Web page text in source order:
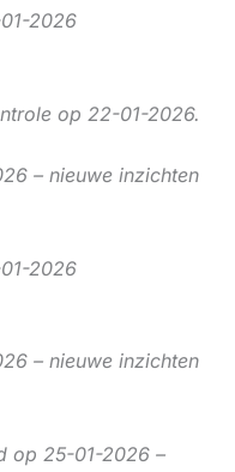
2026
op 22-01-2026.
– nieuwe inzichten
2026
– nieuwe inzichten
op 25-01-2026 –